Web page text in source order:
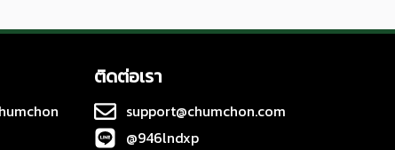
ติดต่อเรา
support@chumchon.com
@946lndxp